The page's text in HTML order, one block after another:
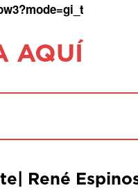
AQUÍ
René